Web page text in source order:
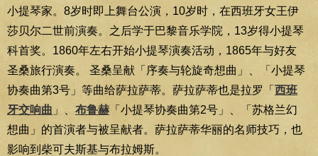
小提琴家。8岁时即上舞台公演，10岁时，在西班牙女王伊
莎贝尔二世前演奏。之后学于巴黎音乐学院，13岁得小提琴
科首奖。1860年左右开始小提琴演奏活动，1865年与好友
圣桑旅行演奏。 圣桑呈献「序奏与轮旋奇想曲」、「小提琴
协奏曲第3号」等曲给萨拉萨蒂。萨拉萨蒂也是拉罗「 西班
牙交响曲 」、 布鲁赫 「小提琴协奏曲第2号」、「苏格兰幻
想曲」的首演者与被呈献者。萨拉萨蒂华丽的名师技巧，也
影响到柴可夫斯基与布拉姆斯。